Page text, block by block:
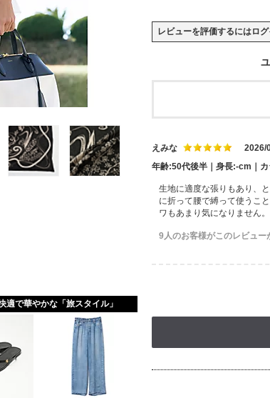
で華やかな「旅スタイル」
レビューを評価するにはロ
えみな
2026/
年齢:50代後半｜身長:-cm｜
生地に適度な張りもあり、
に折って腰で縛って使うこ
ワもあまり気になりません。
9人のお客様がこのレビュ